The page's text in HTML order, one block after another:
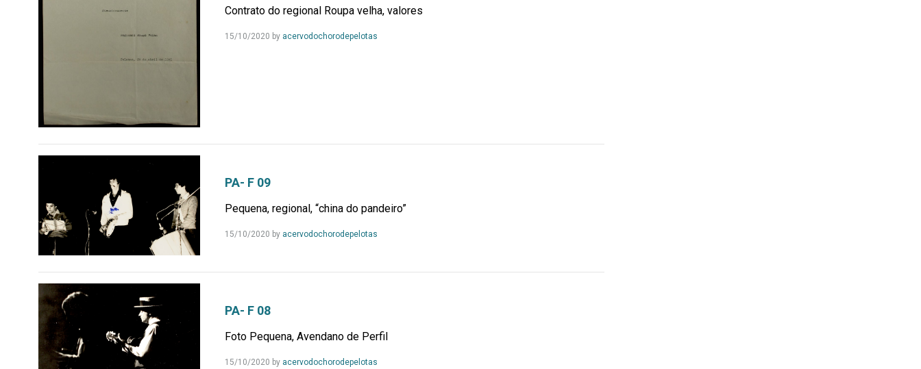
Contrato do regional Roupa velha, valores
15/10/2020 by acervodochorodepelotasLeia
PA- F 09
Pequena, regional, “china do pandeiro”
15/10/2020 by acervodochorodepelotasLeia
PA- F 08
Foto Pequena, Avendano de Perfil
15/10/2020 by acervodochorodepelotasLeia